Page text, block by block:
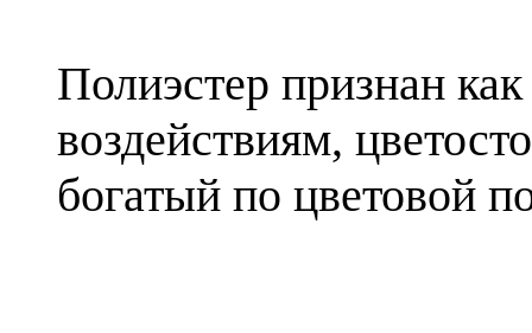
Полиэстер признан
воздействиям,
богатый по цветовой